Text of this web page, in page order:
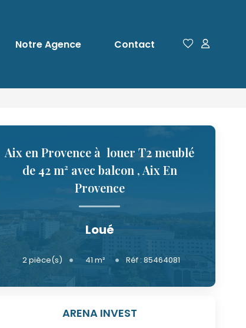
Notre Agence Contact
Aix en Provence à louer T2 meublé
de 42 m² avec balcon , Aix En
Provence
Loué
2pièce(s) 41m² Réf :85464081
ARENA INVEST